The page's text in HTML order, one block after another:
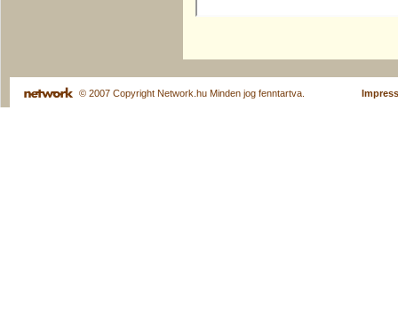
© 2007 Copyright Network.hu Minden jog fenntartva.